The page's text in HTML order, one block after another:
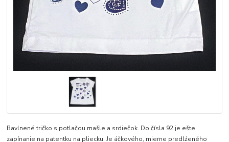
Bavlnené tričko s potlačou mašle a srdiečok. Do čísla 92 je ešte
zapínanie na patentku na pliecku. Je áčkového, mierne predlźeného